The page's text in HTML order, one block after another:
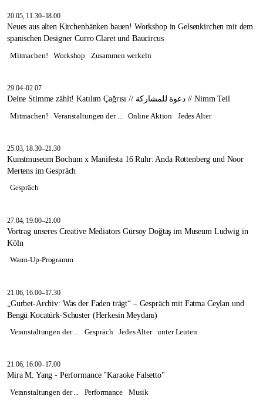
20.05, 11.30–18.00
Neues aus alten Kirchenbänken bauen! Workshop in Gelsenkirchen mit dem
spanischen Designer Curro Claret und Baucircus
Mitmachen! Workshop Zusammen werkeln
29.04–02.07
Deine Stimme zählt! Katılım Çağrısı // دعوة للمشاركة // Nimm Teil
Mitmachen! Veranstaltungen der ... Online Aktion Jedes Alter
25.03, 18.30–21.30
Kunstmuseum Bochum x Manifesta 16 Ruhr: Anda Rottenberg und Noor
Mertens im Gespräch
Gespräch
27.04, 19.00–21.00
Vortrag unseres Creative Mediators Gürsoy Doğtaş im Museum Ludwig in
Köln
Warm-Up-Programm
21.06, 16.00–17.30
„Gurbet-Archiv: Was der Faden trägt“ – Gespräch mit Fatma Ceylan und
Bengü Kocatürk-Schuster (Herkesin Meydanı)
Veranstaltungen der ... Gespräch Jedes Alter unter Leuten
21.06, 16.00–17.00
Mira M. Yang - Performance "Karaoke Falsetto"
Veranstaltungen der ... Performance Musik